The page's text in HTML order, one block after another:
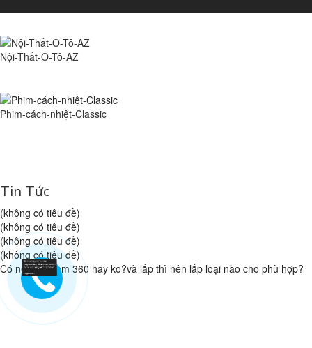
Nội-Thất-Ô-Tô-AZ
Phim-cách-nhiệt-Classic
Tin Tức
(không có tiêu đề)
(không có tiêu đề)
(không có tiêu đề)
(không có tiêu đề)
Có nên lắp cam 360 hay ko?và lắp thì nên lắp loại nào cho phù hợp?